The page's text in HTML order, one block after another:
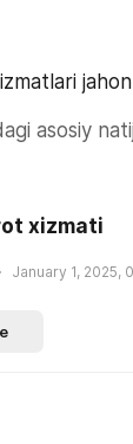
asosiy
xizmati
January 1, 2025,